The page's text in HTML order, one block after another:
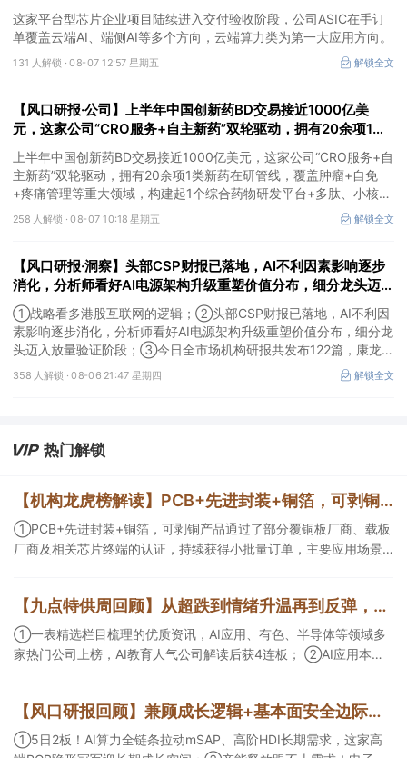
这家平台型芯片企业项目陆续进入交付验收阶段，公司ASIC在手订
单覆盖云端AI、端侧AI等多个方向，云端算力类为第一大应用方向。
131 人解锁 ·08-07 12:57 星期五 解锁全文
【风口研报·公司】上半年中国创新药BD交易接近1000亿美
元，这家公司“CRO服务+自主新药”双轮驱动，拥有20余项1类
新药在研管线，覆盖肿瘤+自免+疼痛管理等重大领域
上半年中国创新药BD交易接近1000亿美元，这家公司“CRO服务+自
主新药”双轮驱动，拥有20余项1类新药在研管线，覆盖肿瘤+自免
+疼痛管理等重大领域，构建起1个综合药物研发平台+多肽、小核
酸、CGT、小分子4个创新技术平台，创新转型成果正逐步兑现。
258 人解锁 ·08-07 10:18 星期五 解锁全文
【风口研报·洞察】头部CSP财报已落地，AI不利因素影响逐步
消化，分析师看好AI电源架构升级重塑价值分布，细分龙头迈入
放量验证阶段；战略看多港股互联网的逻辑
①战略看多港股互联网的逻辑；②头部CSP财报已落地，AI不利因
素影响逐步消化，分析师看好AI电源架构升级重塑价值分布，细分龙
头迈入放量验证阶段；③今日全市场机构研报共发布122篇，康龙化
成、江淮汽车评级得到上调，9家公司获得首度覆盖，其中乔锋智能
获新财富分析师深度覆盖；④在个股机构关注度排行中，华峰化学
358 人解锁 ·08-06 21:47 星期四 解锁全文
热门解锁
【机构龙虎榜解读】PCB+先进封装+铜箔，可剥铜产品通过了部分覆铜板厂商、载板厂商及相关芯片终端的认证，持续获得小批量订单，主要应用场景包括芯片封装光模块用PCB，机构大额净买入这家公司
①PCB+先进封装+铜箔，可剥铜产品通过了部分覆铜板厂商、载板
厂商及相关芯片终端的认证，持续获得小批量订单，主要应用场景
等方面具有丰富经验，具备承接细胞与基因治疗产品商业化受托生
产的合规资质，这家公司获净买入。
【九点特供周回顾】从超跌到情绪升温再到反弹，栏目梳理AI应用题材逻辑，AI教育人气公司解读后获4连板
①一表精选栏目梳理的优质资讯，AI应用、有色、半导体等领域多
家热门公司上榜，AI教育人气公司解读后获4连板； ②AI应用本周
角前瞻产业供需情况，提及2家核心公司双双涨停。
【风口研报回顾】兼顾成长逻辑+基本面安全边际！王牌自营前瞻覆盖“pcb+MLCC+电子布”，梳理AI产业链优质标的“深坑起跳”
①5日2板！AI算力全链条拉动mSAP、高阶HDI长期需求，这家高